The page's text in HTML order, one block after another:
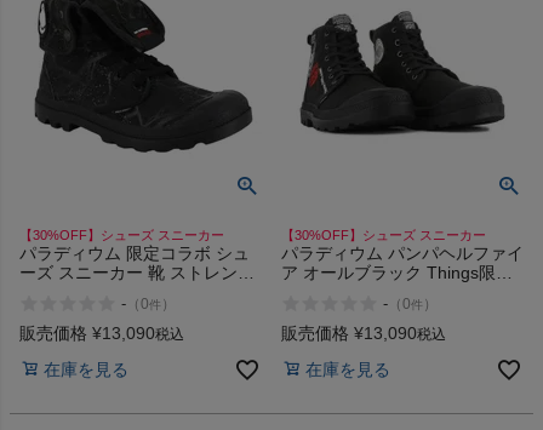
アウトレットセール
スタッフコーディネート
スタッフブログ
【30%OFF】シューズ スニーカー
パラディウム 限定コラボ シュ
ーズ スニーカー 靴 ストレンジ
Stranger Things BAGGY
HOPPER TUNNELS 04625 ア
- （0件 ）
販売価格 ¥13,090税込
在庫を見る
【30%OFF】シューズ スニーカー
パラディウム パンパヘルファイ
ア オールブラック Things限定
ドア タウンユース シューズ ス
ニーカー PALLADIUM PAMPA
ト セール
- （0件 ）
販売価格 ¥13,090税込
在庫を見る